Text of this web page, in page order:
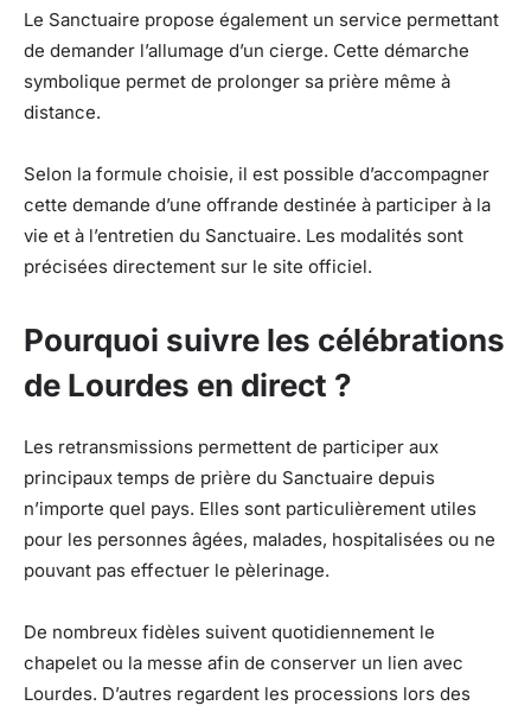
Le Sanctuaire propose également un service permettant
de demander l’allumage d’un cierge. Cette démarche
symbolique permet de prolonger sa prière même à
distance.
Selon la formule choisie, il est possible d’accompagner
cette demande d’une offrande destinée à participer à la
vie et à l’entretien du Sanctuaire. Les modalités sont
précisées directement sur le site officiel.
Pourquoi suivre les célébrations
de Lourdes en direct ?
Les retransmissions permettent de participer aux
principaux temps de prière du Sanctuaire depuis
n’importe quel pays. Elles sont particulièrement utiles
pour les personnes âgées, malades, hospitalisées ou ne
pouvant pas effectuer le pèlerinage.
De nombreux fidèles suivent quotidiennement le
chapelet ou la messe afin de conserver un lien avec
Lourdes. D’autres regardent les processions lors des